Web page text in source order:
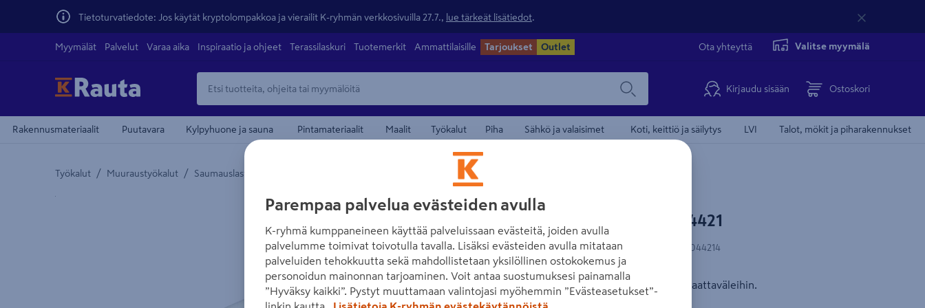
Tietoturvatiedote: Jos käytät kryptolompakkoa ja vierailit K-ryhmän verkkosivuilla 27.7., lue tärkeät lisätiedot
Myymälät Palvelut Varaa aika Inspiraatio ja ohjeet Terassilaskuri Tuotemerkit Ammattilaisille Tarjoukset Outlet Ota yhteyttä Valitse myymälä
Kirjaudu sisään Ostoskori
Rakennusmateriaalit Puutavara Kylpyhuone ja sauna Pintamateriaalit Maalit Työkalut Piha Sähkö ja valaisimet Koti, keittiö ja säilytys LVI Talot, mökit ja piharakennukset
Työkalut / Muuraustyökalut / Saumauslastat
Yksityiskohtainen kuvaus löytyy Tuotteen kuvaus -maamerkistä
Saumauskumi 8x20cm VU-4421
Tuotenumero: 500661283 EAN-koodi 6417289044214
Saumauskumilla levitetään saumauslaasti laattaväleihin.
Parempaa palvelua evästeiden avulla
K-ryhmä kumppaneineen käyttää palveluissaan evästeitä, joiden avulla
palvelumme toimivat toivotulla tavalla. Lisäksi evästeiden avulla mitataan
palveluiden tehokkuutta sekä mahdollistetaan yksilöllinen ostokokemus ja
personoidun mainonnan tarjoaminen. Voit antaa suostumuksesi painamalla
”Hyväksy kaikki”. Pystyt muuttamaan valintojasi myöhemmin ”Evästeasetukset”-